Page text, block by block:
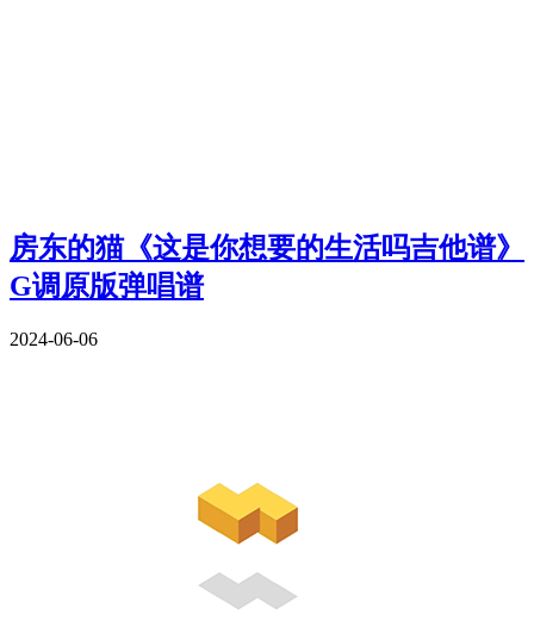
房东的猫《这是你想要的生活吗吉他谱》
G调原版弹唱谱
2024-06-06